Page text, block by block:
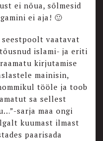
ei nõua, sõlmesid
ei aja! 🙂
seestpoolt vaatavat
islami- ja eriti
kirjutamise
mainisin,
tööle ja toob
sa sellest
sarja maa ongi
kuumast ilmast
paarisada